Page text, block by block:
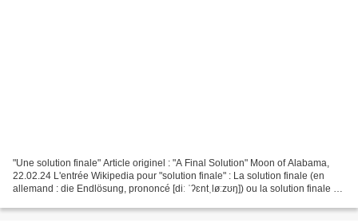
"Une solution finale" Article originel : "A Final Solution" Moon of Alabama,
22.02.24 L'entrée Wikipedia pour "solution finale" : La solution finale (en
allemand : die Endlösung, prononcé [diː ˈʔɛntˌløːzʊŋ]) ou la solution finale à